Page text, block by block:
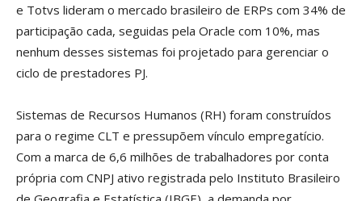
e Totvs lideram o mercado brasileiro de ERPs com 34% de
participação cada, seguidas pela Oracle com 10%, mas
nenhum desses sistemas foi projetado para gerenciar o
ciclo de prestadores PJ.
Sistemas de Recursos Humanos (RH) foram construídos
para o regime CLT e pressupõem vínculo empregatício.
Com a marca de 6,6 milhões de trabalhadores por conta
própria com CNPJ ativo registrada pelo Instituto Brasileiro